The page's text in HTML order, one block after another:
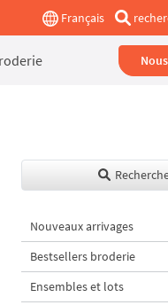
Français
Nouveaux arrivages
Bestsellers broderie
Ensembles et lots